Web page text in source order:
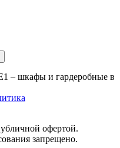
– шкафы и гардеробные в
офертой.
запрещено.